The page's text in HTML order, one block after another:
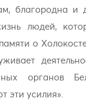
благородна и
людей,
о
органов
эти усилия».